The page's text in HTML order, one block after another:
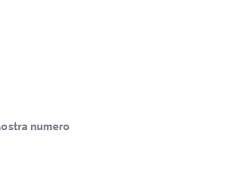
numero